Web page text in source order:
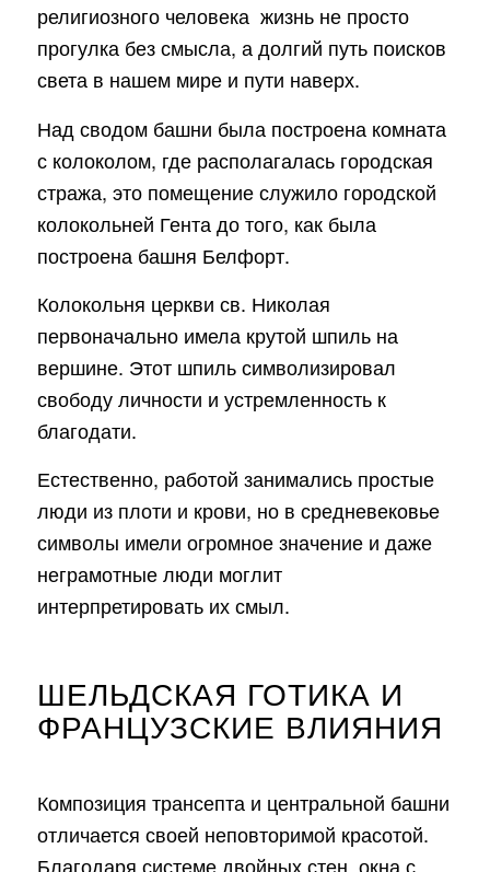
религиозного человека жизнь не просто
прогулка без смысла, а долгий путь поисков
света в нашем мире и пути наверх.
Над сводом башни была построена комната
с колоколом, где располагалась городская
стража, это помещение служило городской
колокольней Гента до того, как была
построена башня Белфорт.
Колокольня церкви св. Николая
первоначально имела крутой шпиль на
вершине. Этот шпиль символизировал
свободу личности и устремленность к
благодати.
Естественно, работой занимались простые
люди из плоти и крови, но в средневековье
символы имели огромное значение и даже
неграмотные люди моглит
интерпретировать их смыл.
ШЕЛЬДСКАЯ ГОТИКА И
ФРАНЦУЗСКИЕ ВЛИЯНИЯ
Композиция трансепта и центральной башни
отличается своей неповторимой красотой.
Благодаря системе двойных стен, окна с